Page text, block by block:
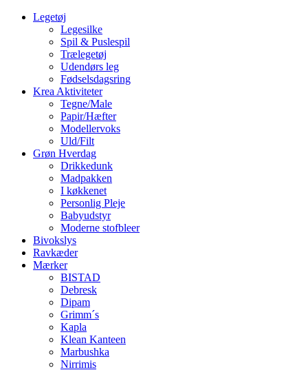
Legetøj
Legesilke
Spil & Puslespil
Trælegetøj
Udendørs leg
Fødselsdagsring
Krea Aktiviteter
Tegne/Male
Papir/Hæfter
Modellervoks
Uld/Filt
Grøn Hverdag
Drikkedunk
Madpakken
I køkkenet
Personlig Pleje
Babyudstyr
Moderne stofbleer
Bivokslys
Ravkæder
Mærker
BISTAD
Debresk
Dipam
Grimm´s
Kapla
Klean Kanteen
Marbushka
Nirrimis